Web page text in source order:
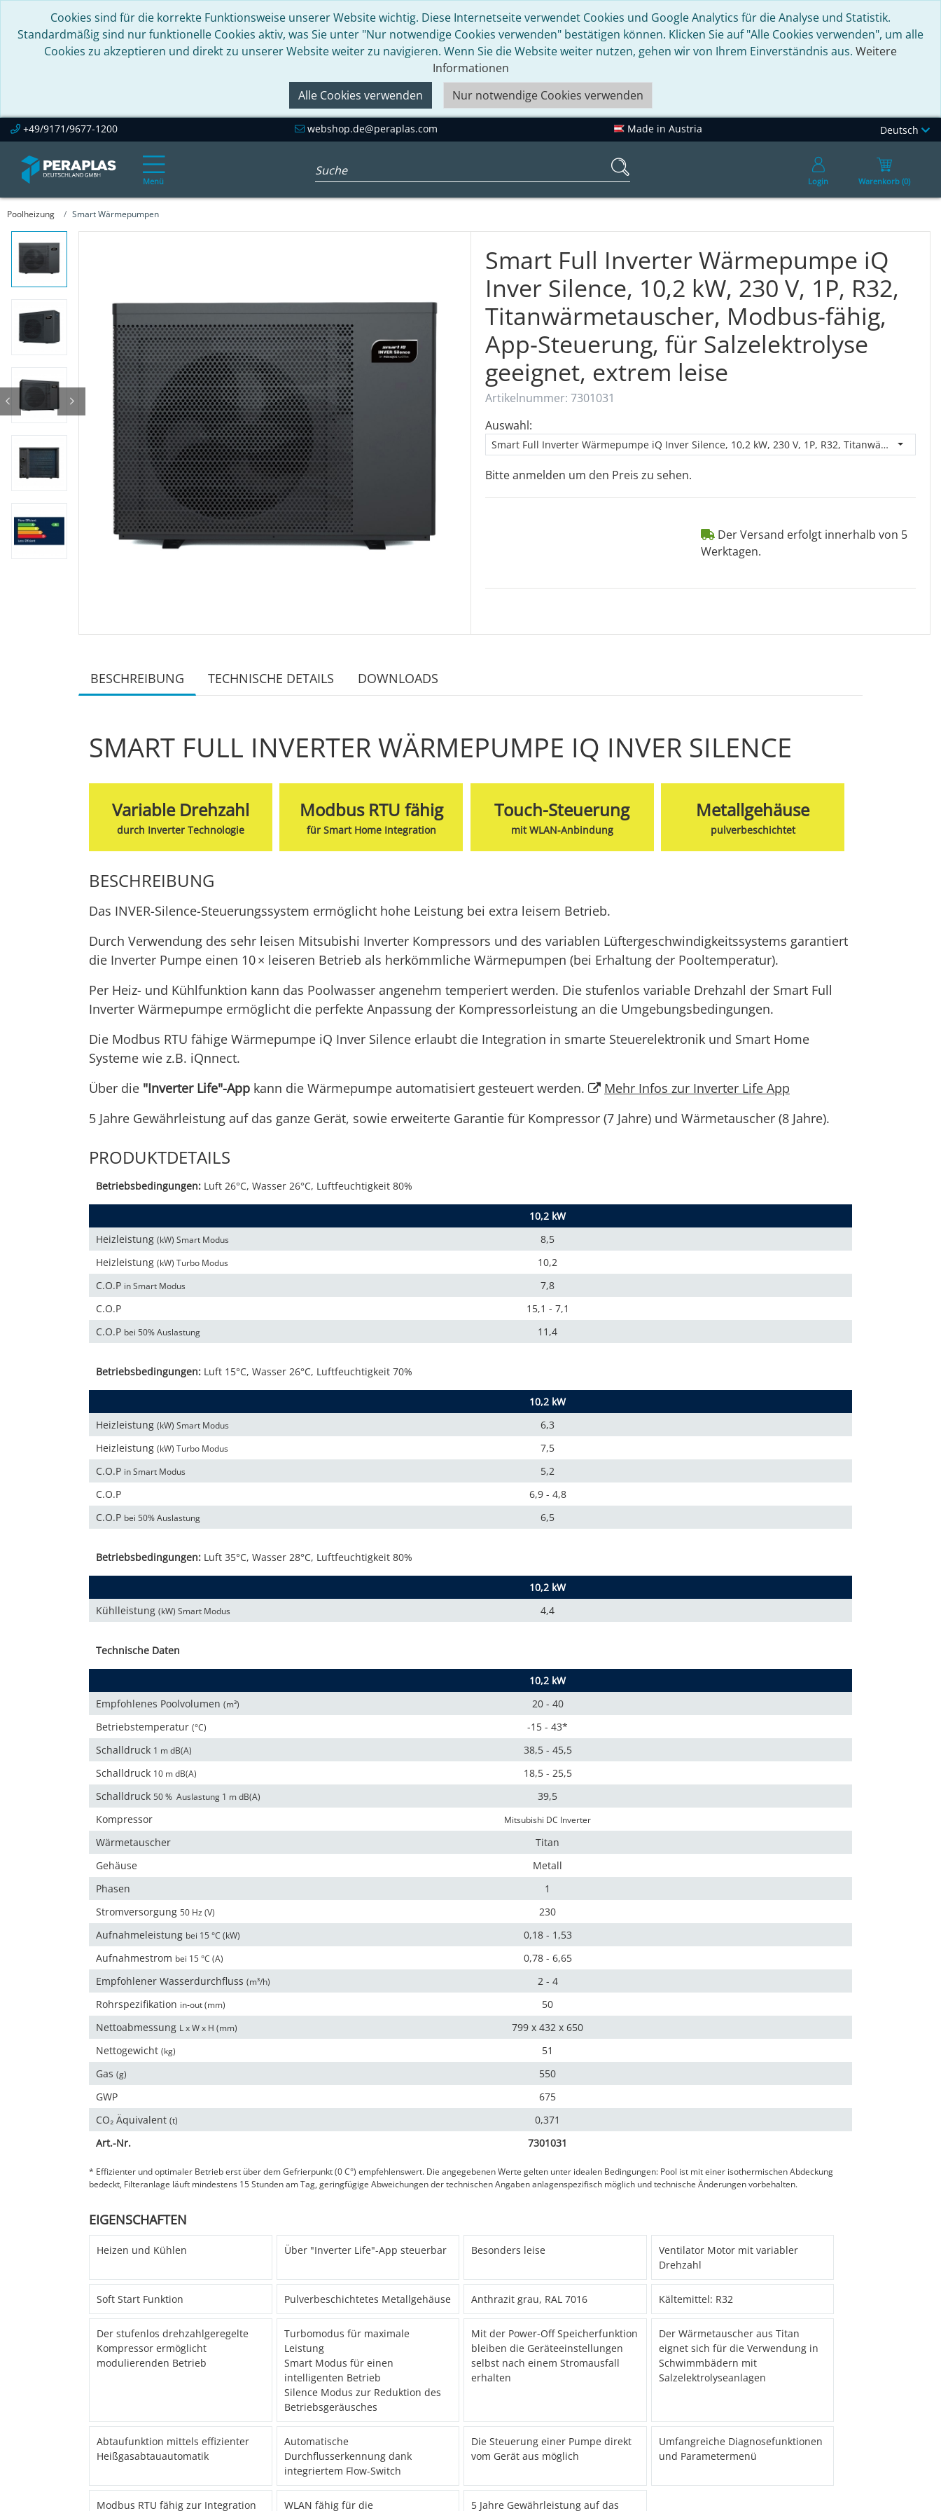
Cookies sind für die korrekte Funktionsweise unserer Website wichtig. Diese Internetseite verwendet Cookies und Google Analytics für die Analyse und Statistik.
Standardmäßig sind nur funktionelle Cookies aktiv, was Sie unter "Nur notwendige Cookies verwenden" bestätigen können. Klicken Sie auf "Alle Cookies verwenden", um alle
Cookies zu akzeptieren und direkt zu unserer Website weiter zu navigieren. Wenn Sie die Website weiter nutzen, gehen wir von Ihrem Einverständnis aus. Weitere
Informationen
Alle Cookies verwenden
Nur notwendige Cookies verwenden
+49/9171/9677-1200 webshop.de@peraplas.com Made in Austria Deutsch
Menü Login Warenkorb (0)
Poolheizung Smart Wärmepumpen
Smart Full Inverter Wärmepumpe iQ
Inver Silence, 10,2 kW, 230 V, 1P, R32,
Titanwärmetauscher, Modbus-fähig,
App-Steuerung, für Salzelektrolyse
geeignet, extrem leise
Artikelnummer: 7301031
Auswahl:
Smart Full Inverter Wärmepumpe iQ Inver Silence, 10,2 kW, 230 V, 1P, R32,
Bitte anmelden um den Preis zu sehen.
Der Versand erfolgt innerhalb von 5
Werktagen.
BESCHREIBUNG TECHNISCHE DETAILS DOWNLOADS
SMART FULL INVERTER WÄRMEPUMPE IQ INVER SILENCE
Variable Drehzahl
durch Inverter Technologie
Modbus RTU fähig
für Smart Home Integration
Touch-Steuerung
mit WLAN-Anbindung
Metallgehäuse
pulverbeschichtet
BESCHREIBUNG
Das INVER-Silence-Steuerungssystem ermöglicht hohe Leistung bei extra leisem Betrieb.
Durch Verwendung des sehr leisen Mitsubishi Inverter Kompressors und des variablen Lüftergeschwindigkeitssystems garantiert
die Inverter Pumpe einen 10 × leiseren Betrieb als herkömmliche Wärmepumpen (bei Erhaltung der Pooltemperatur).
Per Heiz- und Kühlfunktion kann das Poolwasser angenehm temperiert werden. Die stufenlos variable Drehzahl der Smart Full
Inverter Wärmepumpe ermöglicht die perfekte Anpassung der Kompressorleistung an die Umgebungsbedingungen.
Die Modbus RTU fähige Wärmepumpe iQ Inver Silence erlaubt die Integration in smarte Steuerelektronik und Smart Home
Systeme wie z.B. iQnnect.
Über die "Inverter Life"-App kann die Wärmepumpe automatisiert gesteuert werden.
Mehr Infos zur Inverter Life App
5 Jahre Gewährleistung auf das ganze Gerät, sowie erweiterte Garantie für Kompressor (7 Jahre) und Wärmetauscher (8 Jahre).
PRODUKTDETAILS
Betriebsbedingungen: Luft 26°C, Wasser 26°C, Luftfeuchtigkeit 80%
10,2 kW
Heizleistung (kW) Smart Modus
8,5
Heizleistung (kW) Turbo Modus
10,2
C.O.P in Smart Modus
7,8
C.O.P
15,1 - 7,1
C.O.P bei 50% Auslastung 11,4
Betriebsbedingungen: Luft 15°C, Wasser 26°C, Luftfeuchtigkeit 70%
10,2 kW
Heizleistung (kW) Smart Modus
6,3
Heizleistung (kW) Turbo Modus
7,5
C.O.P in Smart Modus
5,2
C.O.P
6,9 - 4,8
C.O.P bei 50% Auslastung 6,5
Betriebsbedingungen: Luft 35°C, Wasser 28°C, Luftfeuchtigkeit 80%
10,2 kW
Kühlleistung (kW) Smart Modus 4,4
Technische Daten
10,2 kW
Empfohlenes Poolvolumen (m³)
20 - 40
Betriebstemperatur (°C)
-15 - 43*
Schalldruck 1 m dB(A)
38,5 - 45,5
Schalldruck 10 m dB(A)
18,5 - 25,5
Schalldruck 50 % Auslastung 1 m dB(A)
39,5
Kompressor
Mitsubishi DC Inverter
Wärmetauscher
Titan
Gehäuse
Metall
Phasen
1
Stromversorgung 50 Hz (V)
230
Aufnahmeleistung bei 15 °C (kW)
0,18 - 1,53
Aufnahmestrom bei 15 °C (A)
0,78 - 6,65
Empfohlener Wasserdurchfluss (m³/h)
2 - 4
Rohrspezifikation in‑out (mm)
50
Nettoabmessung L x W x H (mm)
799 x 432 x 650
Nettogewicht (kg)
51
Gas (g)
550
GWP
675
CO₂ Äquivalent (t)
0,371
Art.-Nr.
7301031
* Effizienter und optimaler Betrieb erst über dem Gefrierpunkt (0 C°) empfehlenswert. Die angegebenen Werte gelten unter idealen Bedingungen: Pool ist mit einer isothermischen Abdeckung
bedeckt, Filteranlage läuft mindestens 15 Stunden am Tag, geringfügige Abweichungen der technischen Angaben anlagenspezifisch möglich und technische Änderungen vorbehalten.
EIGENSCHAFTEN
Heizen und Kühlen Über "Inverter Life"-App steuerbar Besonders leise
Ventilator Motor mit variabler
Drehzahl
Soft Start Funktion Pulverbeschichtetes Metallgehäuse Anthrazit grau, RAL 7016 Kältemittel: R32
Der stufenlos drehzahlgeregelte
Kompressor ermöglicht
modulierenden Betrieb
Turbomodus für maximale
Leistung
Smart Modus für einen
intelligenten Betrieb
Silence Modus zur Reduktion des
Betriebsgeräusches
Mit der Power-Off Speicherfunktion
bleiben die Geräteeinstellungen
selbst nach einem Stromausfall
erhalten
Der Wärmetauscher aus Titan
eignet sich für die Verwendung in
Schwimmbädern mit
Salzelektrolyseanlagen
Abtaufunktion mittels effizienter
Heißgasabtauautomatik
Automatische
Durchflusserkennung dank
integriertem Flow-Switch
Die Steuerung einer Pumpe direkt
vom Gerät aus möglich
Umfangreiche Diagnosefunktionen
und Parametermenü
Modbus RTU fähig zur Integration WLAN fähig für die 5 Jahre Gewährleistung auf das